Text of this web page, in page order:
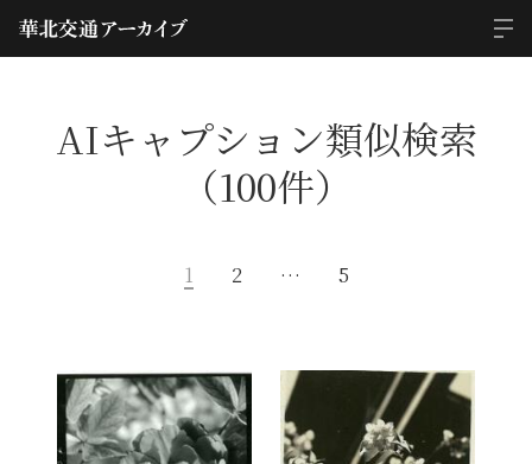
AIキャプション類似検索
（100件）
1 2 … 5